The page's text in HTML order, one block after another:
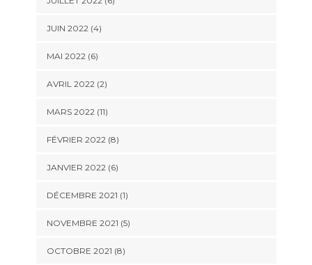
JUIN 2022 (4)
MAI 2022 (6)
AVRIL 2022 (2)
MARS 2022 (11)
FÉVRIER 2022 (8)
JANVIER 2022 (6)
DÉCEMBRE 2021 (1)
NOVEMBRE 2021 (5)
OCTOBRE 2021 (8)